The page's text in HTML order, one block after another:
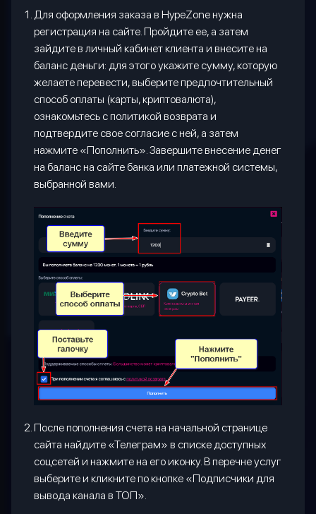
Для оформления заказа в HypeZone нужна
регистрация на сайте. Пройдите ее, а затем
зайдите в личный кабинет клиента и внесите на
баланс деньги: для этого укажите сумму, которую
желаете перевести, выберите предпочтительный
способ оплаты (карты, криптовалюта),
ознакомьтесь с политикой возврата и
подтвердите свое согласие с ней, а затем
нажмите «Пополнить». Завершите внесение денег
на баланс на сайте банка или платежной системы,
выбранной вами.
После пополнения счета на начальной странице
сайта найдите «Телеграм» в списке доступных
соцсетей и нажмите на его иконку. В перечне услуг
выберите и кликните по кнопке «Подписчики для
вывода канала в ТОП».